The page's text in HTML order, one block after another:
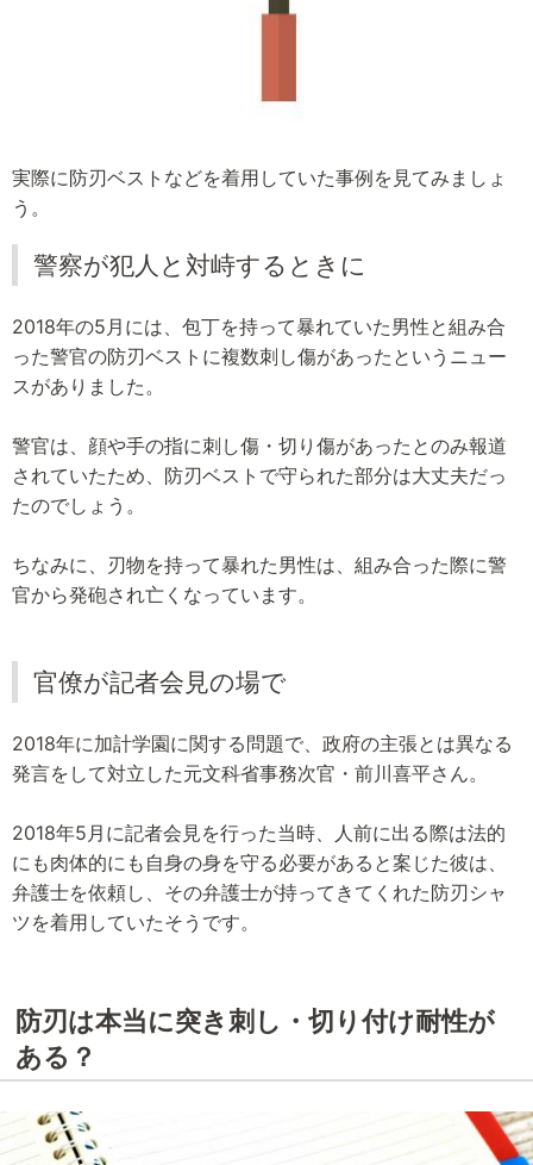
実際に防刃ベストなどを着用していた事例を見てみましょ
う。
警察が犯人と対峙するときに
2018年の5月には、包丁を持って暴れていた男性と組み合
った警官の防刃ベストに複数刺し傷があったというニュー
スがありました。
警官は、顔や手の指に刺し傷・切り傷があったとのみ報道
されていたため、防刃ベストで守られた部分は大丈夫だっ
たのでしょう。
ちなみに、刃物を持って暴れた男性は、組み合った際に警
官から発砲され亡くなっています。
官僚が記者会見の場で
2018年に加計学園に関する問題で、政府の主張とは異なる
発言をして対立した元文科省事務次官・前川喜平さん。
2018年5月に記者会見を行った当時、人前に出る際は法的
にも肉体的にも自身の身を守る必要があると案じた彼は、
弁護士を依頼し、その弁護士が持ってきてくれた防刃シャ
ツを着用していたそうです。
防刃は本当に突き刺し・切り付け耐性が
ある？